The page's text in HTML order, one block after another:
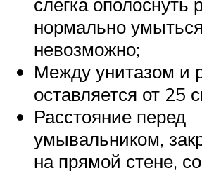
нормально
невозможно;
Между унитазом и
оставляется от 25
Расстояние перед
умывальником,
на прямой стене,